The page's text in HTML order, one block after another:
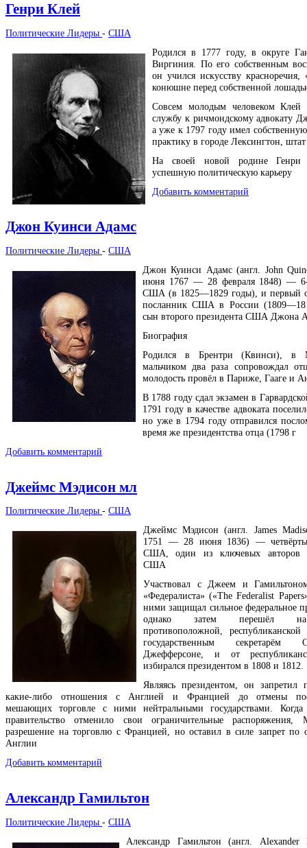
Генри Клей
Политические Лидеры - США
Родился в 1777 году, в округе
Виргиния. По его собственным
он учился искусству красноречия,
конюшне перед собственной
Совсем молодым человеком Клей
службу к ричмондскому адвокату
а уже к 1797 году имел
практику в городе Лексингтон,
На своей новой родине Генри
успешную политическую карьеру
Добавить комментарий
Джон Куинси Адамс
Политические Лидеры - США
Джон Куинси Адамс (англ. John
июня 1767 — 28 февраля 1848) — 6-
США (в 1825—1829 годы), и первый
посланник США в России
сын второго президента США Джона
Биография
Родился в Брентри (Квинси), в
мальчиком два раза сопровождал
молодость провёл в Париже, Гааге и
В 1788 году сдал экзамен в
1791 году в качестве адвоката
но уже в 1794 году отправился
время же президентства отца (1798 г
Добавить комментарий
Джеймс Мэдисон мл
Политические Лидеры - США
Джеймс Мэдисон (англ. James
1751 — 28 июня 1836) —
США, один из ключевых авторов
США
Участвовал с Джеем и
«Федералиста» («The Federalist
ними защищал сильное федеральное
однако затем перешёл
противоположной,
государственным
Джефферсоне, и от
избирался президентом в 1808 и 1812.
Являясь президентом, он запретил
какие-либо отношения с Англией и Францией до отмены
мешающих торговле с ними нейтральными государствами. Когда
правительство отменило свои ограничительные распоряжения,
разрешение на торговлю с Францией, но оставил в силе запрет по
Англии
Добавить комментарий
Александр Гамильтон
Политические Лидеры - США
Александр Гамильтон (англ.